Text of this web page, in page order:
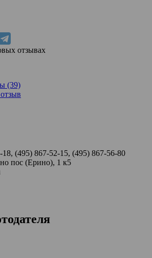
отзывах
(39)
18, (495) 867-52-15, (495) 867-56-80
пос (Ерино), 1 к5